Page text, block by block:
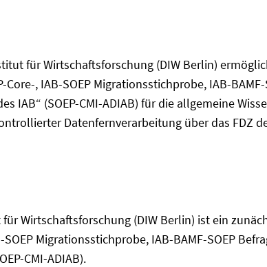
für Wirtschaftsforschung (DIW Berlin)
, IAB-SOEP Migrationsstichprobe, IAB-
(SOEP-CMI-ADIAB) für die allgemeine
Datenfernverarbeitung über das FDZ
Wirtschaftsforschung (DIW Berlin) ist ein
Migrationsstichprobe, IAB-BAMF-SOEP
CMI-ADIAB).